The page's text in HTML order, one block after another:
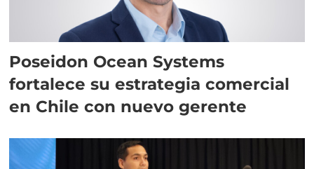
Poseidon Ocean Systems
fortalece su estrategia comercial
en Chile con nuevo gerente